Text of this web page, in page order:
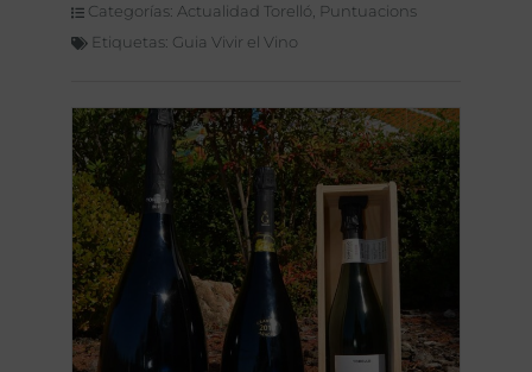
Categorías: Actualidad Torelló Puntuacions
Etiquetas: Guia Vivir el Vino